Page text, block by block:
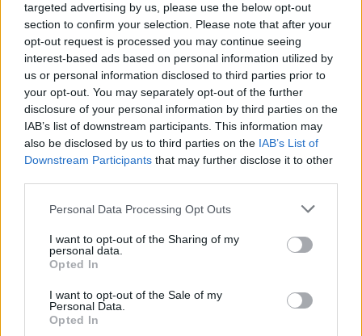
targeted advertising by us, please use the below opt-out
section to confirm your selection. Please note that after your
opt-out request is processed you may continue seeing
interest-based ads based on personal information utilized by
us or personal information disclosed to third parties prior to
your opt-out. You may separately opt-out of the further
disclosure of your personal information by third parties on the
IAB’s list of downstream participants. This information may
also be disclosed by us to third parties on the IAB’s List of
Downstream Participants that may further disclose it to other
Personal Data Processing Opt Outs
I want to opt-out of the Sharing of my
personal data.
Opted In
I want to opt-out of the Sale of my
Personal Data.
Opted In